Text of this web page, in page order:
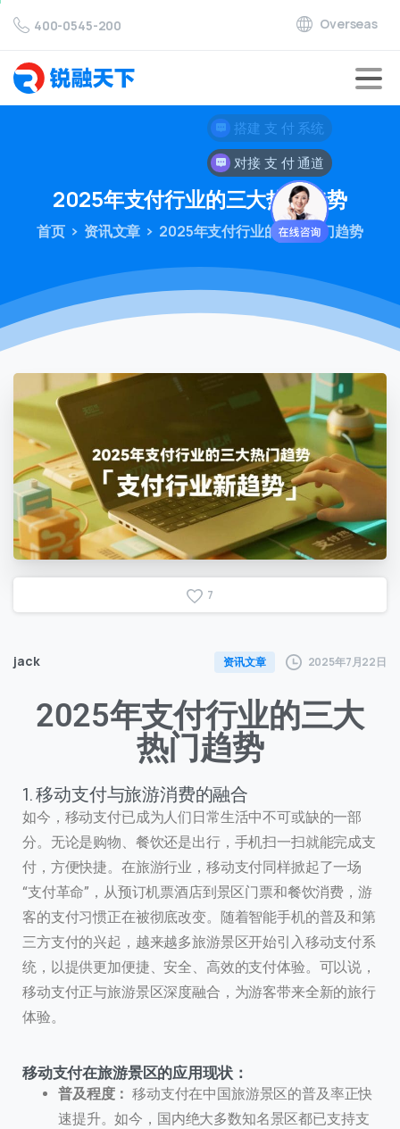
400-0545-200 Overseas
2025年支付行业的三大热门趋势
首页 资讯文章 2025年支付行业的三大热门趋势
7
jack 资讯文章 2025年7月22日
2025年支付行业的三大
热门趋势
1. 移动支付与旅游消费的融合
如今，移动支付已成为人们日常生活中不可或缺的一部
分。无论是购物、餐饮还是出行，手机扫一扫就能完成支
付，方便快捷。在旅游行业，移动支付同样掀起了一场
“支付革命”，从预订机票酒店到景区门票和餐饮消费，游
客的支付习惯正在被彻底改变。随着智能手机的普及和第
三方支付的兴起，越来越多旅游景区开始引入移动支付系
统，以提供更加便捷、安全、高效的支付体验。可以说，
移动支付正与旅游景区深度融合，为游客带来全新的旅行
体验。
移动支付在旅游景区的应用现状：
普及程度：移动支付在中国旅游景区的普及率正快
速提升。如今，国内绝大多数知名景区都已支持支
对接 支 付 通道